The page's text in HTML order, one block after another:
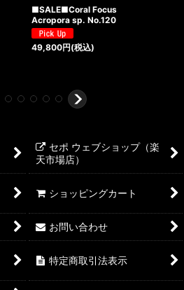
■SALE■Coral Focus
Acropora sp. No.120
49,800円(税込)
セポ ウェブショップ（楽
天市場店）
ショッピングカート
お問い合わせ
特定商取引法表示